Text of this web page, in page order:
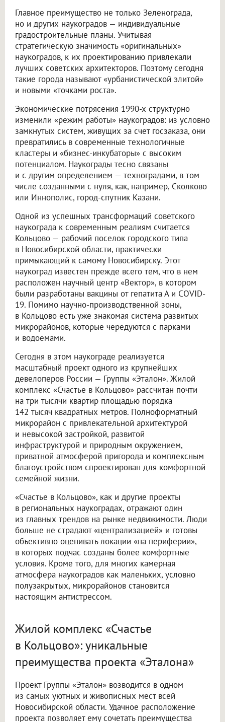
Главное преимущество не только Зеленограда,
но и других наукоградов — индивидуальные
градостроительные планы. Учитывая
стратегическую значимость «оригинальных»
наукоградов, к их проектированию привлекали
лучших советских архитекторов. Поэтому сегодня
такие города называют «урбанистической элитой»
и новыми «точками роста».
Экономические потрясения 1990-х структурно
изменили «режим работы» наукоградов: из условно
замкнутых систем, живущих за счет госзаказа, они
превратились в современные технологичные
кластеры и «бизнес-инкубаторы» с высоким
потенциалом. Наукограды тесно связаны
и с другим определением — техноградами, в том
числе созданными с нуля, как, например, Сколково
или Иннополис, город-спутник Казани.
Одной из успешных трансформаций советского
наукограда к современным реалиям считается
Кольцово — рабочий поселок городского типа
в Новосибирской области, практически
примыкающий к самому Новосибирску. Этот
наукоград известен прежде всего тем, что в нем
расположен научный центр «Вектор», в котором
были разработаны вакцины от гепатита А и COVID-
19. Помимо научно-производственной зоны,
в Кольцово есть уже знакомая система развитых
микрорайонов, которые чередуются с парками
и водоемами.
Сегодня в этом наукограде реализуется
масштабный проект одного из крупнейших
девелоперов России — Группы «Эталон». Жилой
комплекс «Счастье в Кольцово» рассчитан почти
на три тысячи квартир площадью порядка
142 тысяч квадратных метров. Полноформатный
микрорайон с привлекательной архитектурой
и невысокой застройкой, развитой
инфраструктурой и природным окружением,
приватной атмосферой пригорода и комплексным
благоустройством спроектирован для комфортной
семейной жизни.
«Счастье в Кольцово», как и другие проекты
в региональных наукоградах, отражают один
из главных трендов на рынке недвижимости. Люди
больше не страдают «централизацией» и готовы
объективно оценивать локации «на периферии»,
в которых подчас созданы более комфортные
условия. Кроме того, для многих камерная
атмосфера наукоградов как маленьких, условно
полузакрытых, микрорайонов становится
настоящим антистрессом.
Жилой комплекс «Счастье
в Кольцово»: уникальные
преимущества проекта «Эталона»
Проект Группы «Эталон» возводится в одном
из самых уютных и живописных мест всей
Новосибирской области. Удачное расположение
проекта позволяет ему сочетать преимущества